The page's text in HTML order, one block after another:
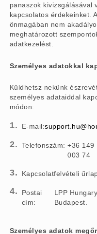
panaszok kivizsgálásával
kapcsolatos érdekeinket.
önmagában nem
meghatározott
adatkezelést.
Személyes adatokkal
Küldhetsz nekünk
személyes adataiddal
módon:
E-mail:
Telefonszám:+36 149
003 74
Kapcsolatfelvételi
Postai
cím:
LPP
Budapest.
Személyes adatok